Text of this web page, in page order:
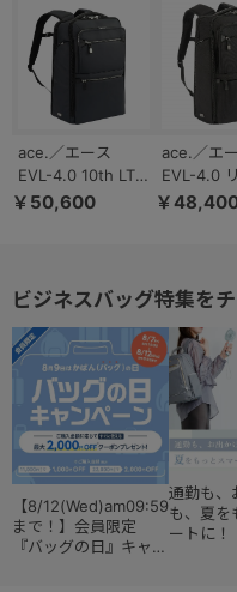
ace.／エース
EVL-4.0 10th LTD
リュック 2気室 B4
￥50,600
ace.／エ
EVL-4.0
2気室 A3
￥
ビジネスバッグ特集を
【8/12(Wed)am09:59
まで！】会員限定
『バッグの日』キャン
通勤も、
も、夏を
ートに！